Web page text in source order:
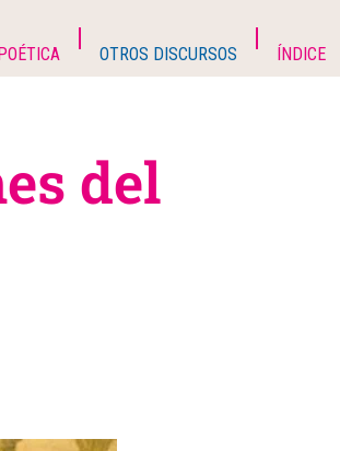
OTROS DISCURSOS ÍNDICE
del